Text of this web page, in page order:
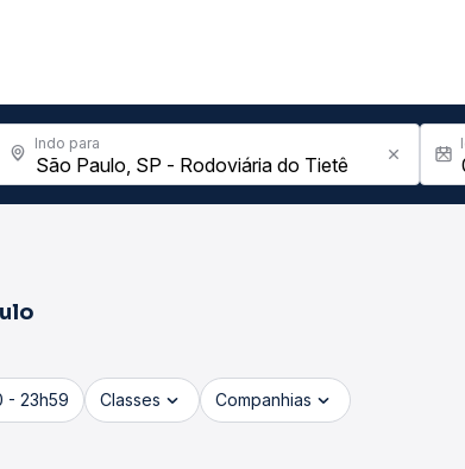
Indo para
- 23h59 Classes Companhias